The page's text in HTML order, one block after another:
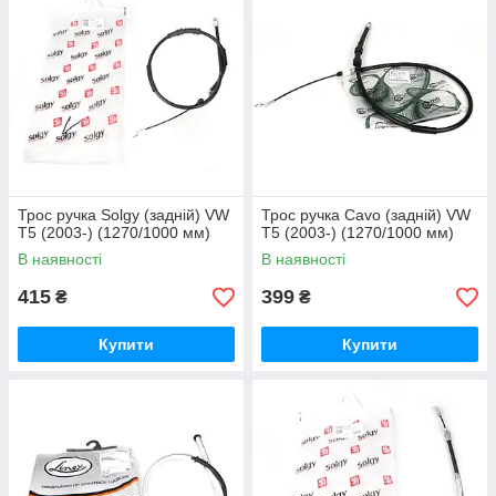
Трос ручка Solgy (задній) VW
T5 (2003-) (1270/1000 мм)
В наявності
415 ₴
Купити
Трос ручка Cavo (задній) VW
T5 (2003-) (1270/1000 мм)
В наявності
399 ₴
Купити